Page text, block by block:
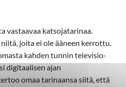
vastaavaa katsojatarinaa.
joita ei ole ääneen kerrottu.
kahden tunnin televisio-
digitaalisen ajan
omaa tarinaansa siitä, että